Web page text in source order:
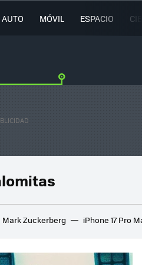
AUTO MÓVIL ESPACIO
Mark Zuckerberg iPhone 17 Pro